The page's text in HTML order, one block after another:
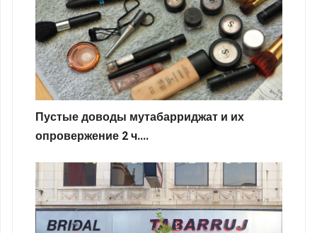
Пустые доводы мутабарриджат и их
опровержение 2 ч....